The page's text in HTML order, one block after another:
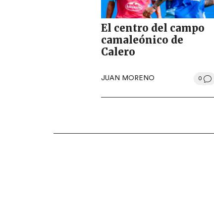
El centro del campo
camaleónico de
Calero
JUAN MORENO 0